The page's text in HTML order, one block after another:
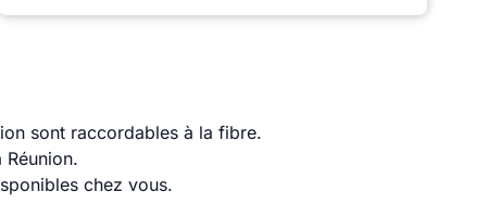
sont raccordables à la fibre.
chez vous.